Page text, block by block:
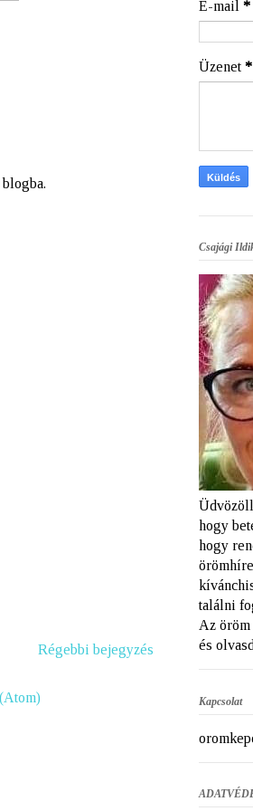
Régebbi bejegyzés
E-mail *
Üzenet *
Csajági
hogy
hogy
találni
Az
és
Kapcsolat